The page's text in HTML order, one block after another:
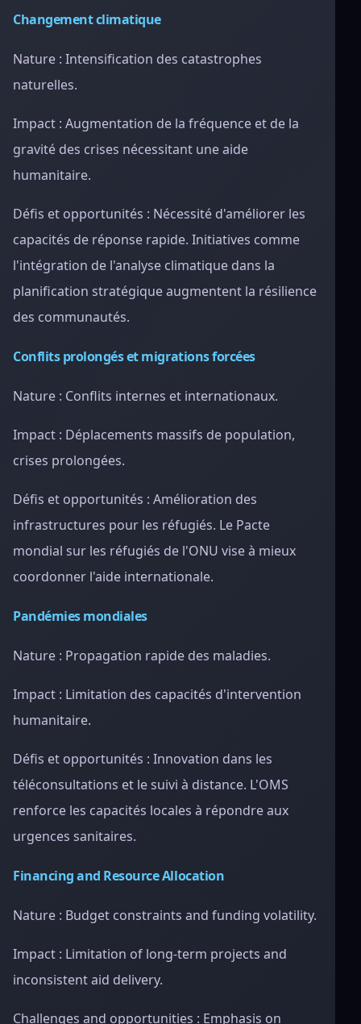
Changement climatique
Nature : Intensification des catastrophes
naturelles.
Impact : Augmentation de la fréquence et de la
gravité des crises nécessitant une aide
humanitaire.
Défis et opportunités : Nécessité d'améliorer les
capacités de réponse rapide. Initiatives comme
l'intégration de l'analyse climatique dans la
planification stratégique augmentent la résilience
des communautés.
Conflits prolongés et migrations forcées
Nature : Conflits internes et internationaux.
Impact : Déplacements massifs de population,
crises prolongées.
Défis et opportunités : Amélioration des
infrastructures pour les réfugiés. Le Pacte
mondial sur les réfugiés de l'ONU vise à mieux
coordonner l'aide internationale.
Pandémies mondiales
Nature : Propagation rapide des maladies.
Impact : Limitation des capacités d'intervention
humanitaire.
Défis et opportunités : Innovation dans les
téléconsultations et le suivi à distance. L'OMS
renforce les capacités locales à répondre aux
urgences sanitaires.
Financing and Resource Allocation
Nature : Budget constraints and funding volatility.
Impact : Limitation of long-term projects and
inconsistent aid delivery.
Challenges and opportunities : Emphasis on